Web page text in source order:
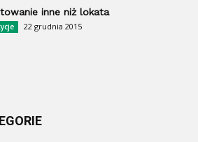
inne niż lokata
22 grudnia 2015